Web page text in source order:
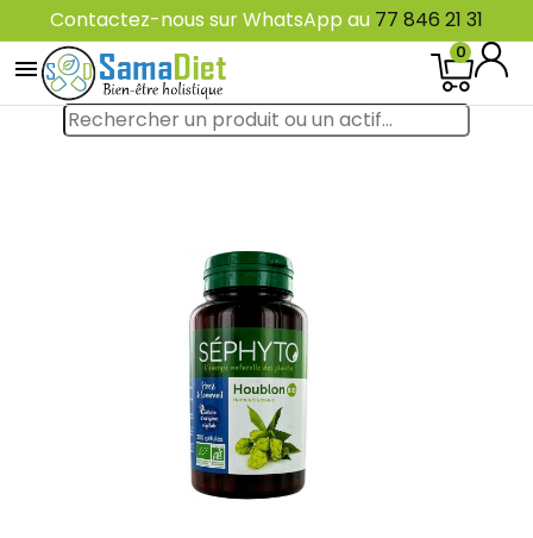
Contactez-nous sur WhatsApp au 77 846 21 31

0